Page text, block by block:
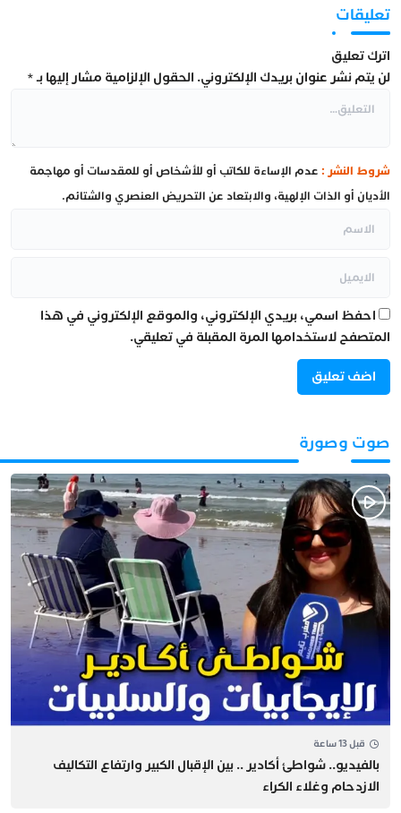
تعليقات
اترك تعليق
لن يتم نشر عنوان بريدك الإلكتروني. الحقول الإلزامية مشار إليها بـ*
شروط النشر : عدم الإساءة للكاتب أو للأشخاص أو للمقدسات أو مهاجمة
الأديان أو الذات الإلهية، والابتعاد عن التحريض العنصري والشتائم.
احفظ اسمي، بريدي الإلكتروني، والموقع الإلكتروني في هذا
المتصفح لاستخدامها المرة المقبلة في تعليقي.
صوت وصورة
قبل 13 ساعة
بالفيديو.. شواطئ أكادير .. بين الإقبال الكبير وارتفاع التكاليف
الازدحام وغلاء الكراء